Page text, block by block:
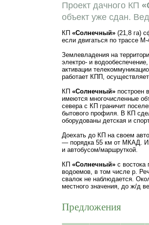
Проект дачного КП
объект уже сдан.
КП «Солнечный» (21,8 га)
если двигаться по трассе
Землевладения на
электро- и
активации
работает КПП,
КП «Солнечный» построен
имеются многочисленные
севера с КП граничит
бытового профиля. В КП
оборудованы детская и
Доехать до КП на своем
— порядка 55 км от МКАД. Из
и автобусом/маршруткой.
КП «Солнечный» с востока
водоемов, в том числе р.
свалок не наблюдается.
местного значения, до ж/д
Предложения